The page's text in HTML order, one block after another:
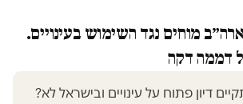
מוחים נגד השימוש בעינויים.
דממה דקה
דיון פתוח על עינויים ובישראל לא?